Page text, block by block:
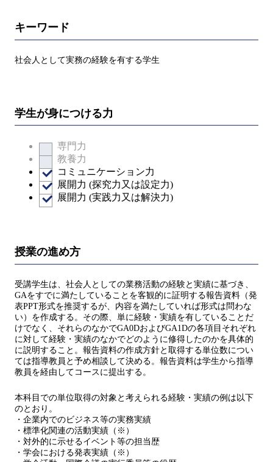
キーワード
社会人として実務の経験を有する学生
学生が身につける力
専門力
教養力
コミュニケーション力
展開力 (探究力又は設定力)
展開力 (実践力又は解決力)
授業の進め方
受講学生は、社会人としての業務活動の経験と実績に基づき、
GAをすでに満たしていることを客観的に証明する報告資料（発
表PPT形式を推奨するが、内容を満たしていれば形式は問わな
い）を作成する。その際、単に経験・実績を有していることだ
けでなく、それらのなかでGA0DおよびGA1Dの各項目それぞれ
に対して経験・実績のなかでどのように修得したのかを具体的
に説明すること。報告資料の作成方針と取得する単位数につい
ては指導教員と予め相談して決める。報告資料は学生から指導
教員を経由してコースに提出する。
本科目での単位取得の対象と考えられる経験・実績の例は以下
のとおり。
・企業内でのビジネス等の実務実績
・標準化関連の活動実績（※）
・対外的に示せるイベント等の担当歴
・学会における発表実績（※）